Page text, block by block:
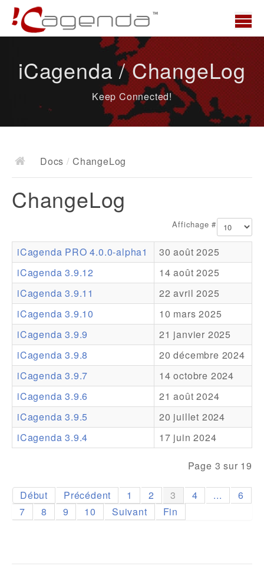
News
Docs
Documentation
Ressources
Addons
Theme Packs
Translation Packs
Support
Forum
Support Pro
iCagenda / ChangeLog
Keep Connected!
Docs / ChangeLog
ChangeLog
Affichage #
iCagenda PRO 4.0.0-alpha1
30 août 2025
iCagenda 3.9.12
14 août 2025
iCagenda 3.9.11
22 avril 2025
iCagenda 3.9.10
10 mars 2025
iCagenda 3.9.9
21 janvier 2025
iCagenda 3.9.8
20 décembre 2024
iCagenda 3.9.7
14 octobre 2024
iCagenda 3.9.6
21 août 2024
iCagenda 3.9.5
20 juillet 2024
iCagenda 3.9.4
17 juin 2024
Page 3 sur 19
Début Précédent 1 2 3 4 ...
6
7
8 9 10 Suivant Fin